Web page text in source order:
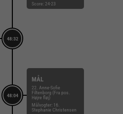
Score: 24-23
48:32
48:04
MÅL
22. Anne-Sofie
Filtenborg (Fra pos.
Højre fløj)
Målvogter: 16.
Stephanie Christensen